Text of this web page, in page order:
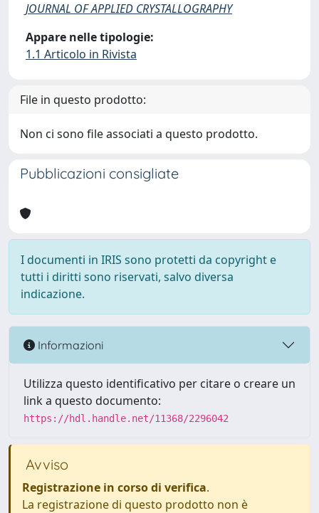
JOURNAL OF APPLIED CRYSTALLOGRAPHY
Appare nelle tipologie:
1.1 Articolo in Rivista
File in questo prodotto:
Non ci sono file associati a questo prodotto.
Pubblicazioni consigliate
I documenti in IRIS sono protetti da copyright e
tutti i diritti sono riservati, salvo diversa
indicazione.
Informazioni
Utilizza questo identificativo per citare o creare un
link a questo documento:
https://hdl.handle.net/11368/2296042
Avviso
Registrazione in corso di verifica.
La registrazione di questo prodotto non è